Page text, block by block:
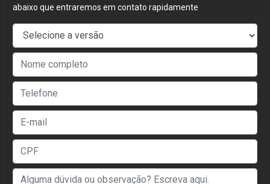
abaixo que entraremos em contato rapidamente